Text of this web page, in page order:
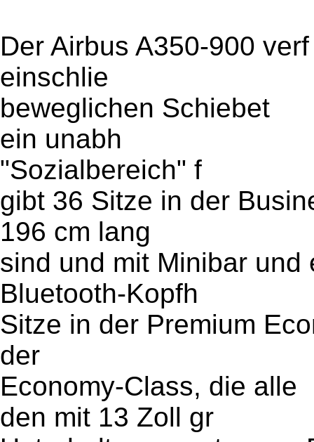
Der Airbus A350-900 verf
einschlie
beweglichen Schiebet
ein unabh
"Sozialbereich" f
gibt 36 Sitze in der
196 cm lang
sind und mit Minibar
Bluetooth-Kopfh
Sitze in der Premium
der
Economy-Class, die alle
den mit 13 Zoll gr